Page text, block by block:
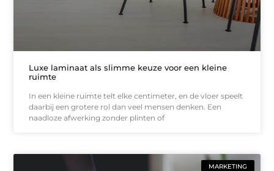
Luxe laminaat als slimme keuze voor een kleine
ruimte
In een kleine ruimte telt elke centimeter, en de vloer speelt
daarbij een grotere rol dan veel mensen denken. Een
naadloze afwerking zonder plinten of
MARKETING